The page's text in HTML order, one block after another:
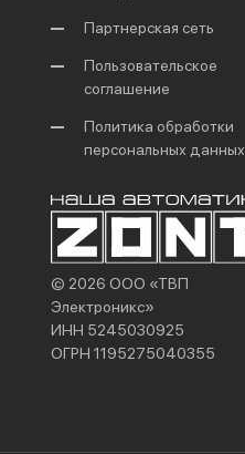
Партнерская сеть
Пользовательское
соглашение
Политика обработки
персональных данных
© 2026 ООО «ТВП
Электроникс»
ИНН 5245030925
ОГРН 1195275040355